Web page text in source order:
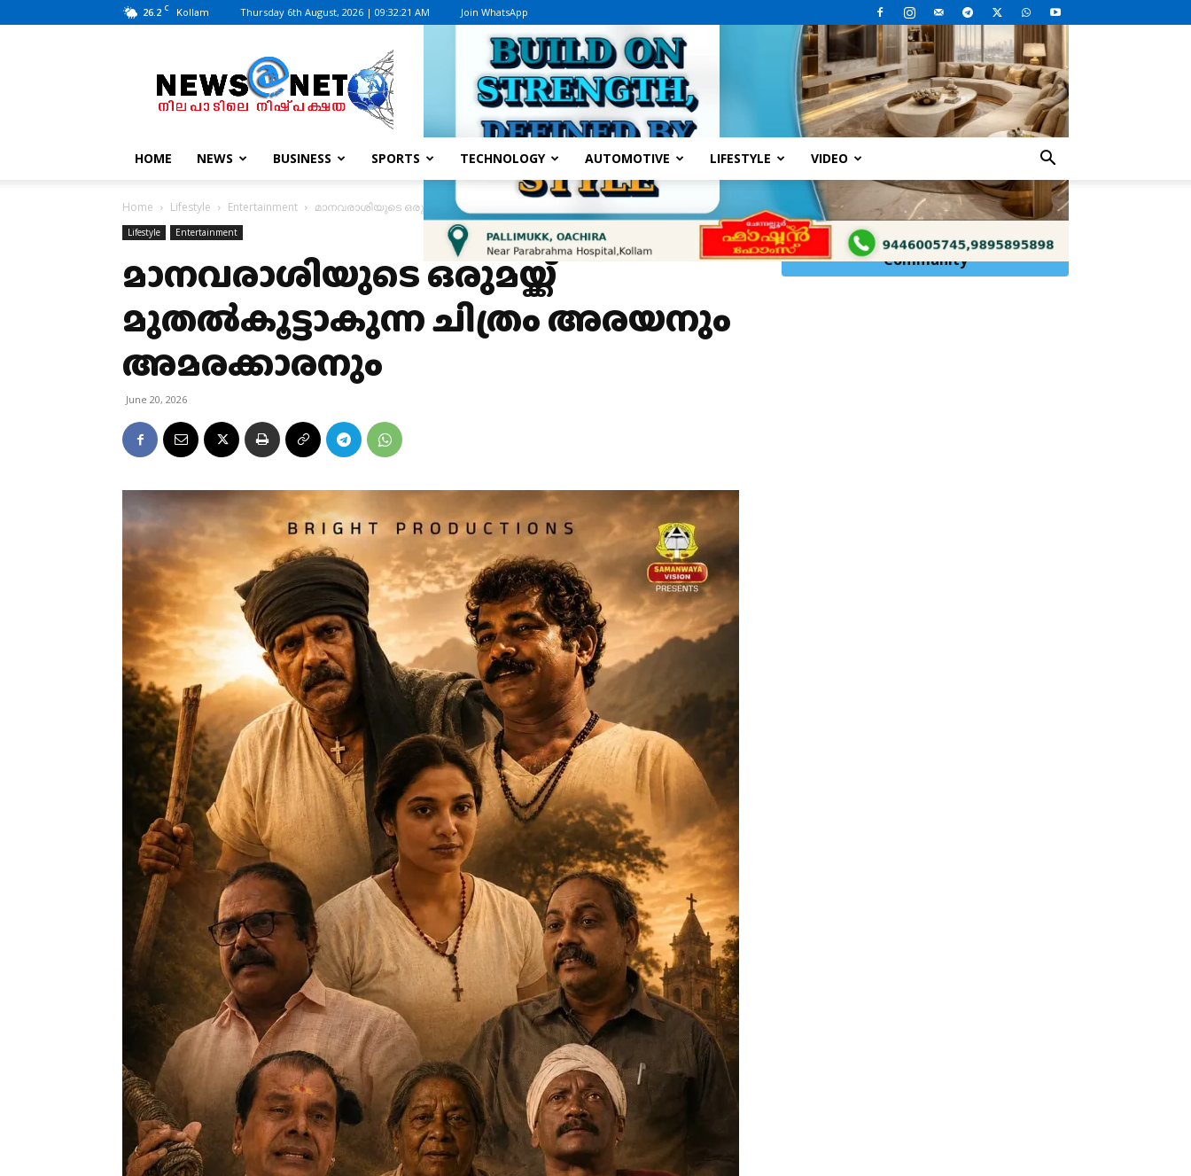
26.2 C Kollam Thursday 6th August, 2026 | 09:32:21 AM Join WhatsApp
News@Net
|
www.newsatnet.com
HOME NEWS BUSINESS SPORTS TECHNOLOGY AUTOMOTIVE LIFESTYLE VIDEO
Home Lifestyle Entertainment മാനവരാശിയുടെ ഒരുമയ്ക്ക് മുതൽകൂട്ടാകുന്ന ചിത്രം അരയനും അമരക്കാരനും
Lifestyle Entertainment
മാനവരാശിയുടെ ഒരുമയ്ക്ക്
മുതൽകൂട്ടാകുന്ന ചിത്രം അരയനും
അമരക്കാരനും
June 20, 2026
Click Here toJoinWhatsApp
Community